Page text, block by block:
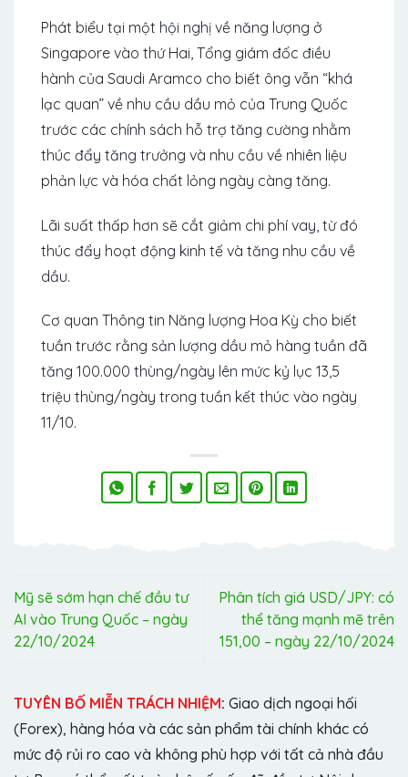
Phát biểu tại một hội nghị về năng lượng ở
Singapore vào thứ Hai, Tổng giám đốc điều
hành của Saudi Aramco cho biết ông vẫn “khá
lạc quan” về nhu cầu dầu mỏ của Trung Quốc
trước các chính sách hỗ trợ tăng cường nhằm
thúc đẩy tăng trưởng và nhu cầu về nhiên liệu
phản lực và hóa chất lỏng ngày càng tăng.
Lãi suất thấp hơn sẽ cắt giảm chi phí vay, từ đó
thúc đẩy hoạt động kinh tế và tăng nhu cầu về
dầu.
Cơ quan Thông tin Năng lượng Hoa Kỳ cho biết
tuần trước rằng sản lượng dầu mỏ hàng tuần đã
tăng 100.000 thùng/ngày lên mức kỷ lục 13,5
triệu thùng/ngày trong tuần kết thúc vào ngày
11/10.
Mỹ sẽ sớm hạn chế đầu tư
AI vào Trung Quốc – ngày
22/10/2024
Phân tích giá USD/JPY: có
thể tăng mạnh mẽ trên
151,00 – ngày 22/10/2024
TUYÊN BỐ MIỄN TRÁCH NHIỆM: Giao dịch ngoại hối
(Forex), hàng hóa và các sản phẩm tài chính khác có
mức độ rủi ro cao và không phù hợp với tất cả nhà đầu